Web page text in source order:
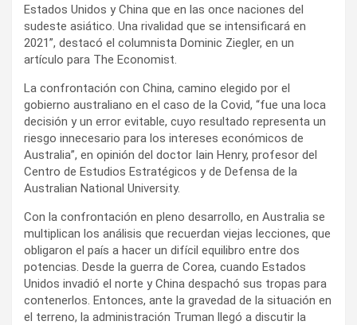
Estados Unidos y China que en las once naciones del
sudeste asiático. Una rivalidad que se intensificará en
2021”, destacó el columnista Dominic Ziegler, en un
artículo para The Economist.
La confrontación con China, camino elegido por el
gobierno australiano en el caso de la Covid, “fue una loca
decisión y un error evitable, cuyo resultado representa un
riesgo innecesario para los intereses económicos de
Australia”, en opinión del doctor Iain Henry, profesor del
Centro de Estudios Estratégicos y de Defensa de la
Australian National University.
Con la confrontación en pleno desarrollo, en Australia se
multiplican los análisis que recuerdan viejas lecciones, que
obligaron el país a hacer un difícil equilibro entre dos
potencias. Desde la guerra de Corea, cuando Estados
Unidos invadió el norte y China despachó sus tropas para
contenerlos. Entonces, ante la gravedad de la situación en
el terreno, la administración Truman llegó a discutir la